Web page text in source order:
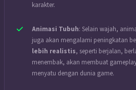
karakter.
Animasi Tubuh: Selain wajah,
juga akan mengalami peningkatan
lebih realistis, seperti berjalan,
menembak, akan membuat
menyatu dengan dunia game.